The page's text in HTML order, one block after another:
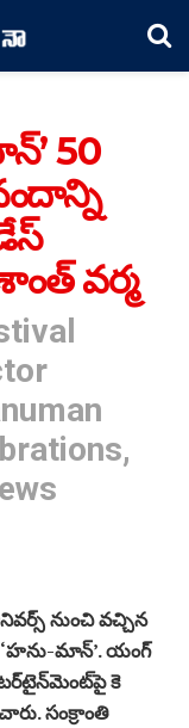
50
వర్మ
నుంచి వచ్చిన
మాన్’. యంగ్
కె
సంక్రాంతి